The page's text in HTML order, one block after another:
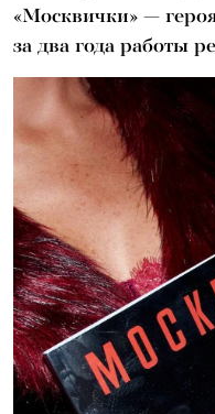
«Москвички» —
за два года работы